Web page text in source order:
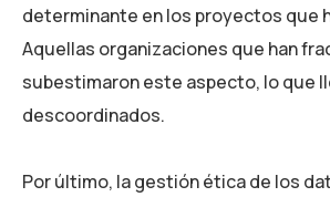
determinante en los proyectos que
Aquellas organizaciones que han
subestimaron este aspecto, lo que
descoordinados.
Por último, la gestión ética de los